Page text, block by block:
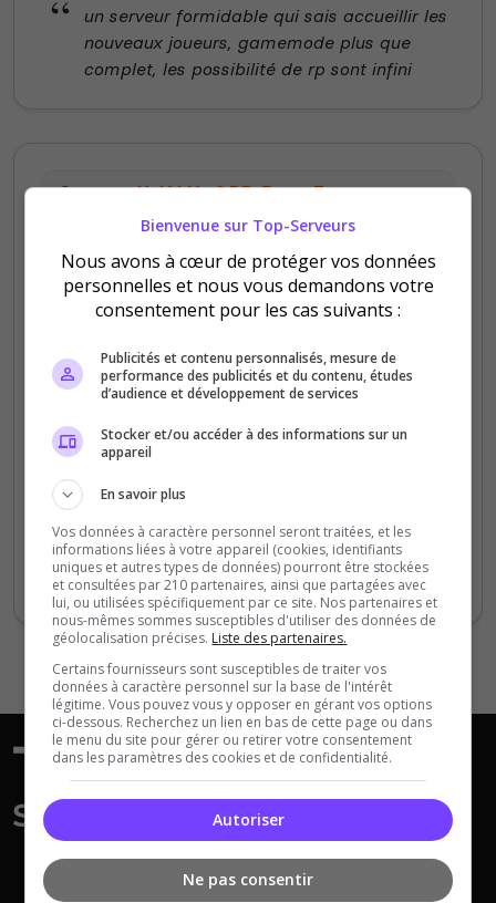
Myth of Empires Enshrouded
un serveur formidable qui sais accueillir les
nouveaux joueurs, gamemode plus que
complet, les possibilité de rp sont infini
Serveur :Half Life 2 RP: Entry Zero
5/5
il y a 1 an
Qualité
Staff du serveur
Disponibilité
Serveur avec une économie stable, staff à
l’écoute et qui essaye de garder un équilibre
entre la pc et les résidents De nouvelle
fonctions toute les semaines merci à vous
Bienvenue sur Top-Serveurs
Nous avons à cœur de protéger vos données
personnelles et nous vous demandons votre
consentement pour les cas suivants :
Publicités et contenu personnalisés, mesure de
performance des publicités et du contenu, études
d’audience et développement de services
Stocker et/ou accéder à des informations sur un
appareil
En savoir plus
Vos données à caractère personnel seront traitées, et les
informations liées à votre appareil (cookies, identifiants
uniques et autres types de données) pourront être stockées
et consultées par 210 partenaires, ainsi que partagées avec
lui, ou utilisées spécifiquement par ce site. Nos partenaires et
nous-mêmes sommes susceptibles d'utiliser des données de
géolocalisation précises. Liste des partenaires.
Certains fournisseurs sont susceptibles de traiter vos
données à caractère personnel sur la base de l'intérêt
légitime. Vous pouvez vous y opposer en gérant vos options
ci-dessous. Recherchez un lien en bas de cette page ou dans
le menu du site pour gérer ou retirer votre consentement
dans les paramètres des cookies et de confidentialité.
Autoriser
Ne pas consentir